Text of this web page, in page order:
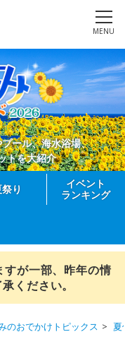
MENU
ール、海水浴場、
トを大紹介
り
イベント
ランキング
が一部、昨年の情
ください。
のおでかけトピックス 夏